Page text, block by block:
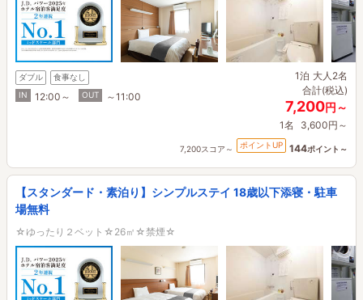
ダブル
食事なし
IN
12:00～ OUT ～11:00
1泊 大人2名
合計(税込)
7,200円～
1名 3,600円～
7,200スコア～ ポイントUP 144ポイント～
【スタンダード・素泊り】シンプルステイ 18歳以下添寝・駐車
場無料
☆ゆったり２ベット☆26㎡☆禁煙☆